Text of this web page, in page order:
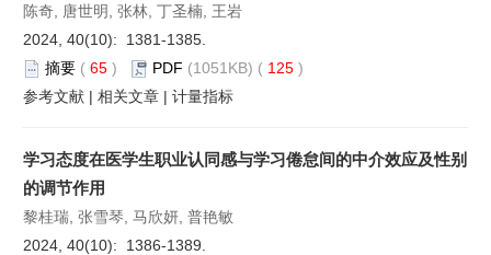
陈奇, 唐世明, 张林, 丁圣楠, 王岩
2024, 40(10): 1381-1385.
摘要 ( 65 ) PDF (1051KB) ( 125 )
参考文献 | 相关文章 | 计量指标
学习态度在医学生职业认同感与学习倦怠间的中介效应及性别
的调节作用
黎桂瑞, 张雪琴, 马欣妍, 普艳敏
2024, 40(10): 1386-1389.